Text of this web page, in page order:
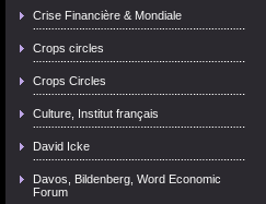
Crise Financière & Mondiale
Crops circles
Crops Circles
Culture, Institut français
David Icke
Davos, Bildenberg, Word Economic
Forum